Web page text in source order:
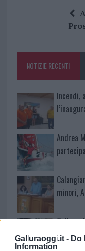
Galluraoggi.it - Do
Information
o
k
NOTIZIE RECENTI
Incendi,
Andrea
minori,
Gallura,
50mila